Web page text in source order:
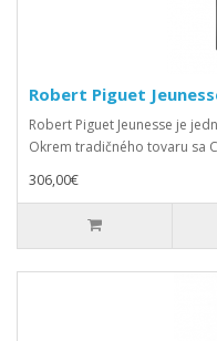
Robert Piguet
Robert Piguet Jeunesse je
Okrem tradičného tovaru sa
306,00€